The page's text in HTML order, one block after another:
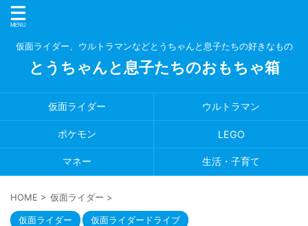
仮面ライダー、ウルトラマンなどとうちゃんと息子たちの好きなもの
とうちゃんと息子たちのおもちゃ箱
仮面ライダー ウルトラマン
ポケモン LEGO
マネー 生活・子育て
HOME > 仮面ライダー >
仮面ライダー 仮面ライダードライブ